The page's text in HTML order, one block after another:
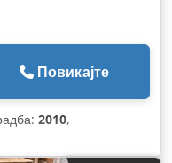
Повикајте
2010,